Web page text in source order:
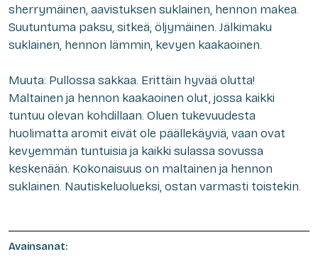
sherrymäinen, aavistuksen suklainen, hennon makea.
Suutuntuma paksu, sitkeä, öljymäinen. Jälkimaku
suklainen, hennon lämmin, kevyen kaakaoinen.
Muuta: Pullossa sakkaa. Erittäin hyvää olutta!
Maltainen ja hennon kaakaoinen olut, jossa kaikki
tuntuu olevan kohdillaan. Oluen tukevuudesta
huolimatta aromit eivät ole päällekäyviä, vaan ovat
kevyemmän tuntuisia ja kaikki sulassa sovussa
keskenään. Kokonaisuus on maltainen ja hennon
suklainen. Nautiskeluolueksi, ostan varmasti toistekin.
Avainsanat: